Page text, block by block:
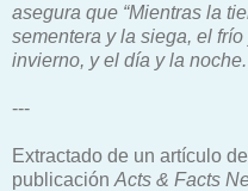
asegura que “Mientras la
sementera y la siega, el
invierno, y el día y la
---
Extractado de un artículo
publicación Acts & Facts